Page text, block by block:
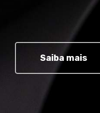
Saiba mais